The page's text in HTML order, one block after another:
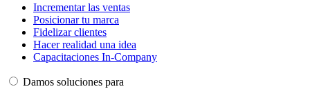
Incrementar las ventas
Posicionar tu marca
Fidelizar clientes
Hacer realidad una idea
Capacitaciones In-Company
Damos soluciones para